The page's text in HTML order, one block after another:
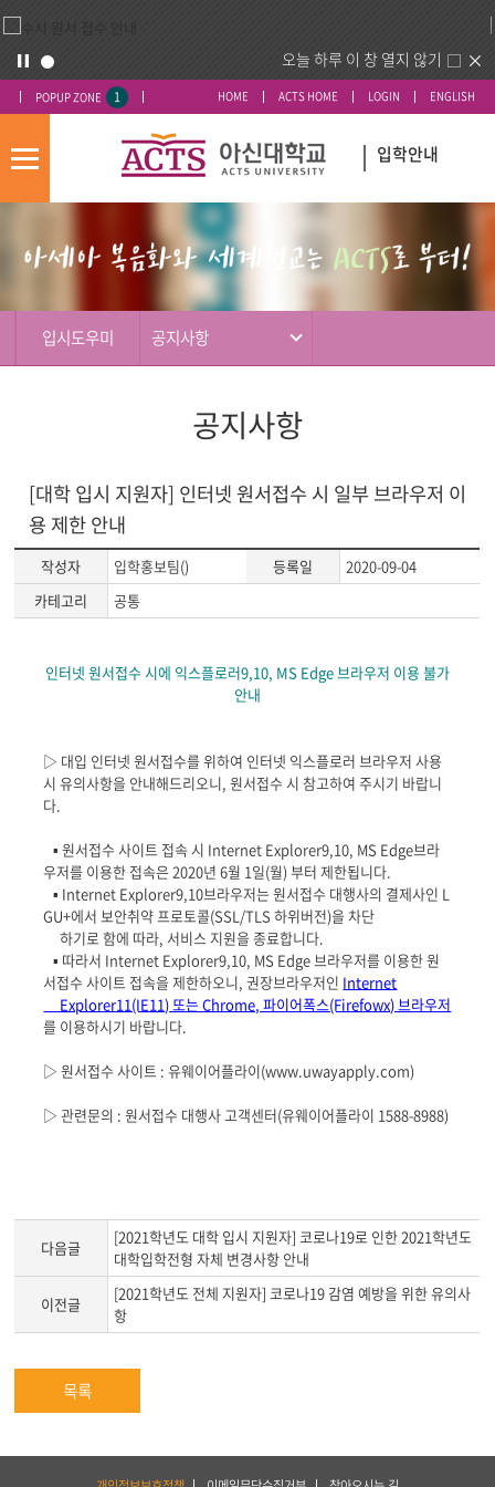
오늘 하루 이 창 열지 않기
POPUP ZONE 1 HOME ACTS HOME LOGIN ENGLISH
모
뉴
입학안내
입시도우미 공지사항
공지사항
[대학 입시 지원자] 인터넷 원서접수 시 일부 브라우저 이
용 제한 안내
작성자 입학홍보팀() 등록일
2020-09-04
카테고리
공통
게
문
인터넷 원서접수 시에 익스플로러9,10, MS Edge 브라우저 이용 불가
안내
▷ 대입 인터넷 원서접수를 위하여 인터넷 익스플로러 브라우저 사용
시 유의사항을 안내해드리오니, 원서접수 시 참고하여 주시기 바랍니
다.
▪ 원서접수 사이트 접속 시 Internet Explorer9,10, MS Edge브라
우저를 이용한 접속은 2020년 6월 1일(월) 부터 제한됩니다.
▪ Internet Explorer9,10브라우저는 원서접수 대행사의 결제사인 L
GU+에서 보안취약 프로토콜(SSL/TLS 하위버전)을 차단
하기로 함에 따라, 서비스 지원을 종료합니다.
▪ 따라서 Internet Explorer9,10, MS Edge 브라우저를 이용한 원
서접수 사이트 접속을 제한하오니, 권장브라우저인 Internet
Explorer11(IE11) 또는 Chrome, 파이어폭스(Firefowx) 브라우저
를 이용하시기 바랍니다.
▷ 원서접수 사이트 : 유웨이어플라이(www.uwayapply.com)
▷ 관련문의 : 원서접수 대행사 고객센터(유웨이어플라이 1588-8988)
다음글
[2021학년도 대학 입시 지원자] 코로나19로 인한 2021학년도
대학입학전형 자체 변경사항 안내
이전글
[2021학년도 전체 지원자] 코로나19 감염 예방을 위한 유의사
항
목록